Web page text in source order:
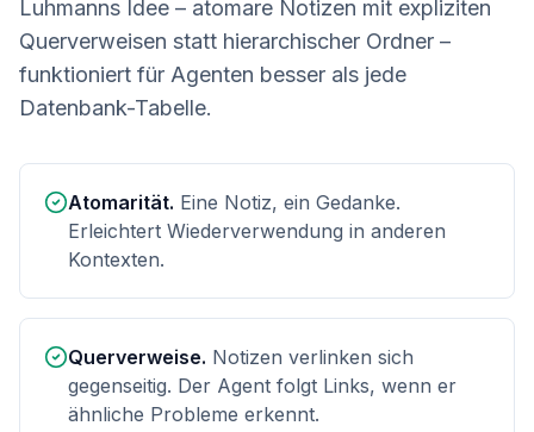
Luhmanns Idee – atomare Notizen mit expliziten
Querverweisen statt hierarchischer Ordner –
funktioniert für Agenten besser als jede
Datenbank-Tabelle.
Atomarität. Eine Notiz, ein Gedanke.
Erleichtert Wiederverwendung in anderen
Kontexten.
Querverweise. Notizen verlinken sich
gegenseitig. Der Agent folgt Links, wenn er
ähnliche Probleme erkennt.